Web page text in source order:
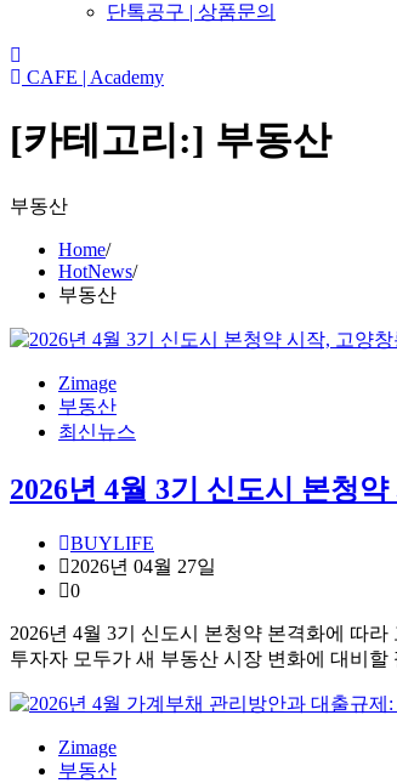
단톡공구 | 상품문의
CAFE | Academy
[카테고리:] 부동산
부동산
Home
HotNews
부동산
Zimage
부동산
최신뉴스
2026년 4월 3기 신도시 본청
BUYLIFE
2026년 04월 27일
0
2026년 4월 3기 신도시 본청약 본격화에 따
투자자 모두가 새 부동산 시장 변화에 대비할
Zimage
부동산